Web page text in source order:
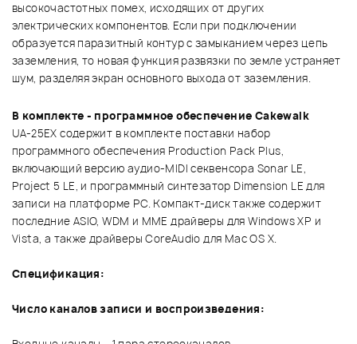
высокочастотных помех, исходящих от других
электрических компонентов. Если при подключении
образуется паразитный контур с замыканием через цепь
заземления, то новая функция развязки по земле устраняет
шум, разделяя экран основного выхода от заземления.
В комплекте - программное обеспечение Cakewalk
UA-25EX содержит в комплекте поставки набор
программного обеспечения Production Pack Plus,
включающий версию аудио-MIDI секвенсора Sonar LE,
Project 5 LE, и программный синтезатор Dimension LE для
записи на платформе PC. Компакт-диск также содержит
последние ASIO, WDM и MME драйверы для Windows XP и
Vista, а также драйверы CoreAudio для Mac OS X.
Спецификация:
Число каналов записи и воспроизведения: